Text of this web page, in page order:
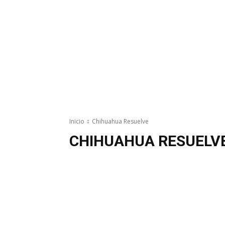
Inicio Chihuahua Resuelve
CHIHUAHUA